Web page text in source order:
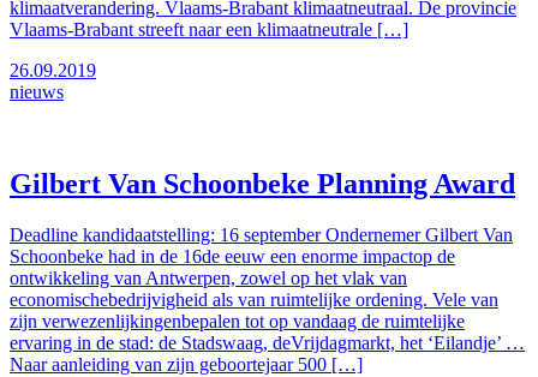
klimaatverandering. Vlaams-Brabant klimaatneutraal. De provincie
Vlaams-Brabant streeft naar een klimaatneutrale […]
26.09.2019
nieuws
Gilbert Van Schoonbeke Planning Award
Deadline kandidaatstelling: 16 september Ondernemer Gilbert Van
Schoonbeke had in de 16de eeuw een enorme impactop de
ontwikkeling van Antwerpen, zowel op het vlak van
economischebedrijvigheid als van ruimtelijke ordening. Vele van
zijn verwezenlijkingenbepalen tot op vandaag de ruimtelijke
ervaring in de stad: de Stadswaag, deVrijdagmarkt, het ‘Eilandje’ …
Naar aanleiding van zijn geboortejaar 500 […]